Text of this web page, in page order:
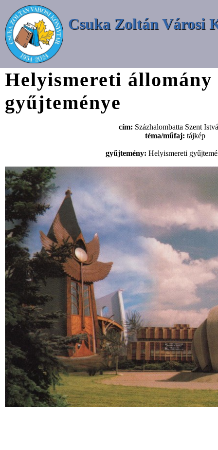
Csuka Zoltán Városi
Helyismereti állomány
gyűjteménye
cím: Százhalombatta Szent
téma/műfaj: tájkép
gyűjtemény: Helyismereti